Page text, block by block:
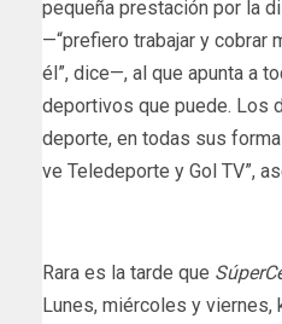
pequeña prestación por la
—“prefiero trabajar y cobrar
él”, dice—, al que apunta a
deportivos que puede. Los
deporte, en todas sus
ve Teledeporte y Gol TV”,
Rara es la tarde que
Lunes, miércoles y viernes,